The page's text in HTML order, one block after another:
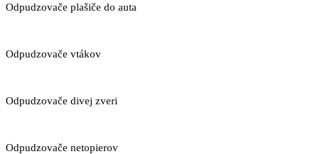
Odpudzovače plašiče do auta
Odpudzovače vtákov
Odpudzovače divej zveri
Odpudzovače netopierov